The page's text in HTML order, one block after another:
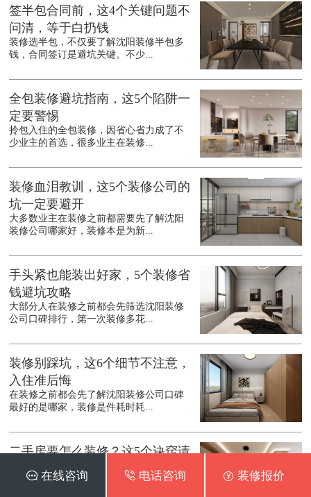
签半包合同前，这4个关键问题不
问清，等于白扔钱
装修选半包，不仅要了解沈阳装修半包多
钱，合同签订是避坑关键。不少...
全包装修避坑指南，这5个陷阱一
定要警惕
拎包入住的全包装修，因省心省力成了不
少业主的首选，很多业主在装修...
装修血泪教训，这5个装修公司的
坑一定要避开
大多数业主在装修之前都需要先了解沈阳
装修公司哪家好，装修本是为新...
手头紧也能装出好家，5个装修省
钱避坑攻略
大部分人在装修之前都会先筛选沈阳装修
公司口碑排行，第一次装修多花...
装修别踩坑，这6个细节不注意，
入住准后悔
在装修之前都会先了解沈阳装修公司口碑
最好的是哪家，装修是件耗时耗...
二手房要怎么装修？这5个诀窍请
收好
买了二手房，沈阳二手房装修却成了难
 在线咨询  电话咨询  装修报价